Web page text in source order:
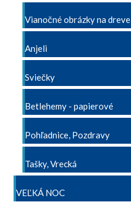
Vianočné obrázky na dreve
Anjeli
Sviečky
Betlehemy - papierové
Pohľadnice, Pozdravy
Tašky, Vrecká
VEĽKÁ NOC